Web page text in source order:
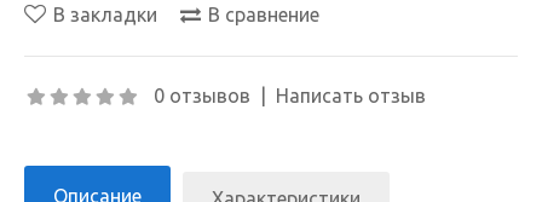
В закладки В сравнение
0 отзывов Написать отзыв
Описание